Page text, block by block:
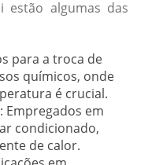
estão algumas das
para a troca de
químicos, onde
é crucial.
Empregados em
condicionado,
de calor.